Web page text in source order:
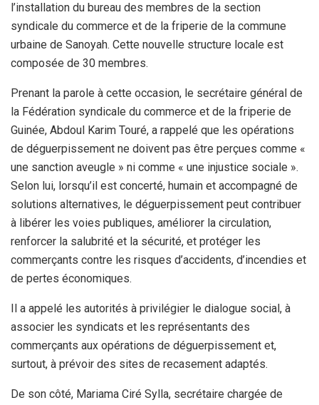
l’installation du bureau des membres de la section
syndicale du commerce et de la friperie de la commune
urbaine de Sanoyah. Cette nouvelle structure locale est
composée de 30 membres.
Prenant la parole à cette occasion, le secrétaire général de
la Fédération syndicale du commerce et de la friperie de
Guinée, Abdoul Karim Touré, a rappelé que les opérations
de déguerpissement ne doivent pas être perçues comme «
une sanction aveugle » ni comme « une injustice sociale ».
Selon lui, lorsqu’il est concerté, humain et accompagné de
solutions alternatives, le déguerpissement peut contribuer
à libérer les voies publiques, améliorer la circulation,
renforcer la salubrité et la sécurité, et protéger les
commerçants contre les risques d’accidents, d’incendies et
de pertes économiques.
Il a appelé les autorités à privilégier le dialogue social, à
associer les syndicats et les représentants des
commerçants aux opérations de déguerpissement et,
surtout, à prévoir des sites de recasement adaptés.
De son côté, Mariama Ciré Sylla, secrétaire chargée de